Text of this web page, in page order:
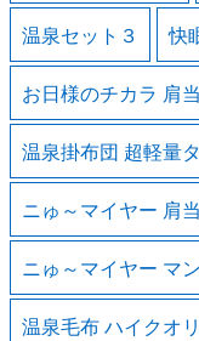
温泉セット３ 快
お日様のチカラ 肩
温泉掛布団 超軽量
ニゅ～マイヤー 肩
ニゅ～マイヤー マ
温泉毛布 ハイクオ